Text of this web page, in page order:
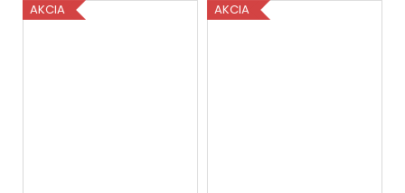
AKCIA AKCIA